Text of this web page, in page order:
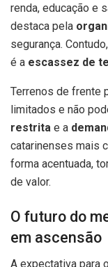
renda, educação e
destaca pela
segurança.
é a escassez de
Terrenos de frente
limitados e não
restrita e a
catarinenses mais
forma acentuada,
de valor.
O futuro do
em ascensão
A expectativa para